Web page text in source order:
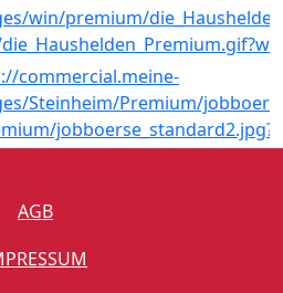
AGB